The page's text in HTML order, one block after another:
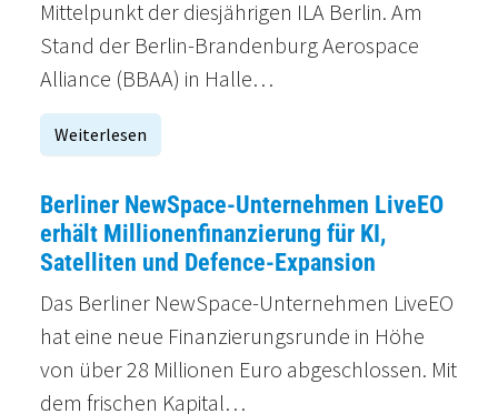
Mittelpunkt der diesjährigen ILA Berlin. Am
Stand der Berlin-Brandenburg Aerospace
Alliance (BBAA) in Halle…
Weiterlesen
Berliner NewSpace-Unternehmen LiveEO
erhält Millionenfinanzierung für KI,
Satelliten und Defence-Expansion
Das Berliner NewSpace-Unternehmen LiveEO
hat eine neue Finanzierungsrunde in Höhe
von über 28 Millionen Euro abgeschlossen. Mit
dem frischen Kapital…